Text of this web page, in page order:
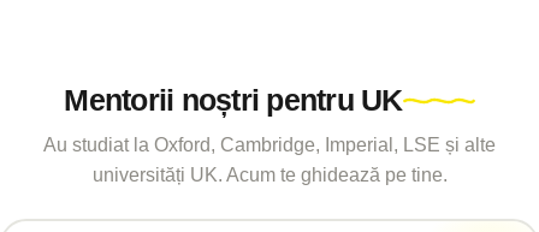
Mentorii noștri pentru UK
Au studiat la Oxford, Cambridge, Imperial, LSE și alte
universități UK. Acum te ghidează pe tine.